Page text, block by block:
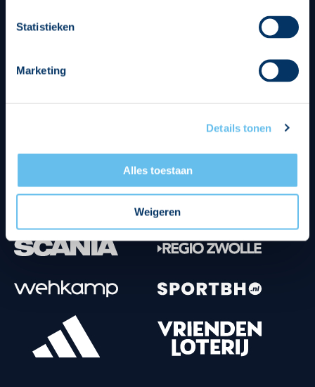
Statistieken
Marketing
Details tonen
Alles toestaan
Weigeren